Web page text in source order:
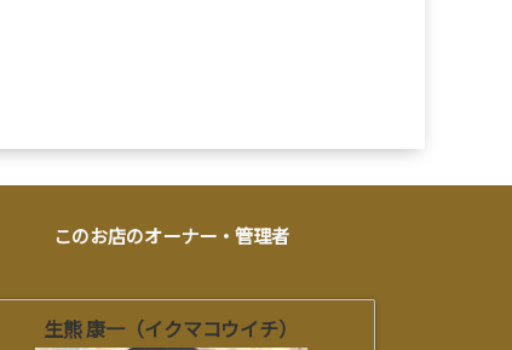
このお店のオーナー・管理者
生熊 康一（イクマコウイチ）